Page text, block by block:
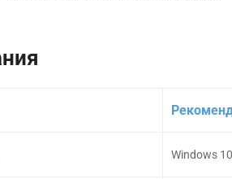
Windows